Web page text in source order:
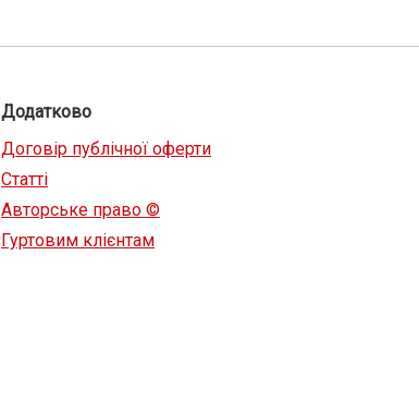
Додатково
Договір публічної оферти
Статті
Авторське право ©
Гуртовим клієнтам